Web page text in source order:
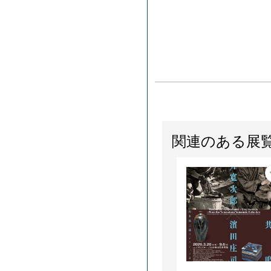
関連のある展